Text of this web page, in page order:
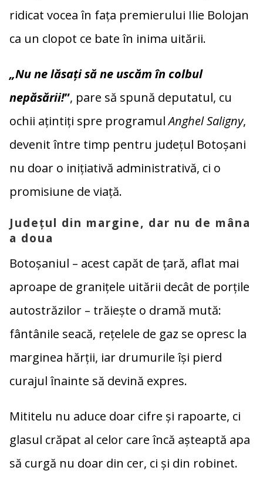
ridicat vocea în fața premierului Ilie Bolojan
ca un clopot ce bate în inima uitării.
„Nu ne lăsați să ne uscăm în colbul
nepăsării!”, pare să spună deputatul, cu
ochii ațintiți spre programulAnghel Saligny,
devenit între timp pentru județul Botoșani
nu doar o inițiativă administrativă, ci o
promisiune de viață.
Județul din margine, dar nu de mâna
a doua
Botoșaniul – acest capăt de țară, aflat mai
aproape de granițele uitării decât de porțile
autostrăzilor – trăiește o dramă mută:
fântânile seacă, rețelele de gaz se opresc la
marginea hărții, iar drumurile își pierd
curajul înainte să devină expres.
Mititelu nu aduce doar cifre și rapoarte, ci
glasul crăpat al celor care încă așteaptă apa
să curgă nu doar din cer, ci și din robinet.